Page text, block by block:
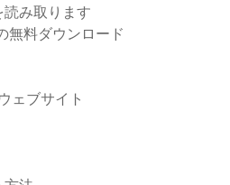
み取ります
無料ダウンロード
ェブサイト